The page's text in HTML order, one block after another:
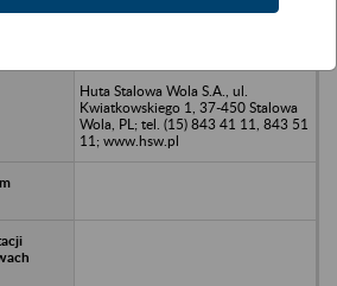
Huta Stalowa Wola - Zakład
Huta Stalowa Wola S.A., ul.
Kwiatkowskiego 1, 37-450 Stalowa
Wola, PL; tel. (15) 843 41 11, 843 51
11; www.hsw.pl